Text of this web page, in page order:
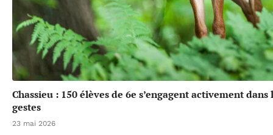
Chassieu : 150 élèves de 6e s’engagent activement
gestes
23 mai 2026